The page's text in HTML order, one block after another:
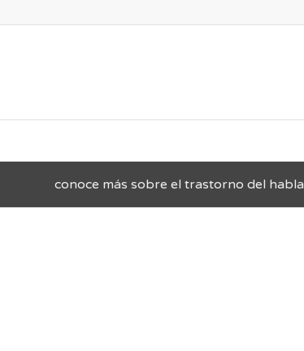
conoce más sobre el trastorno del habla